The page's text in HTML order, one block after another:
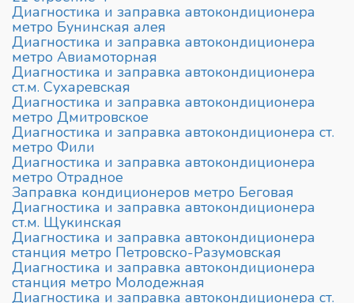
Диагностика и заправка автокондиционера
метро Бунинская алея
Диагностика и заправка автокондиционера
метро Авиамоторная
Диагностика и заправка автокондиционера
ст.м. Сухаревская
Диагностика и заправка автокондиционера
метро Дмитровское
Диагностика и заправка автокондиционера ст.
метро Фили
Диагностика и заправка автокондиционера
метро Отрадное
Заправка кондиционеров метро Беговая
Диагностика и заправка автокондиционера
ст.м. Щукинская
Диагностика и заправка автокондиционера
станция метро Петровско-Разумовская
Диагностика и заправка автокондиционера
станция метро Молодежная
Диагностика и заправка автокондиционера ст.